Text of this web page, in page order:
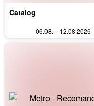
Catalog
06.08. – 12.08.2026